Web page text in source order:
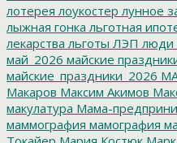
лотерея лоукостер лунное
лыжная гонка льготная
лекарства льготы ЛЭП люди
май_2026 майские
майские_праздники_2026
Макаров Максим Акимов
макулатура Мама-
маммография мамография